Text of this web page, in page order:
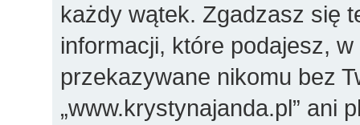
każdy wątek. Zgadzasz się
informacji, które podajesz,
przekazywane nikomu bez
„www.krystynajanda.pl” ani